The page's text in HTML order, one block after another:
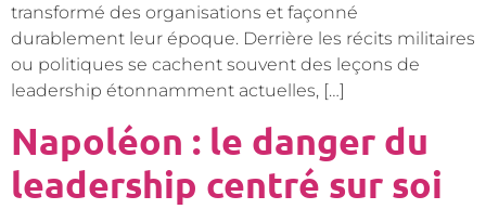
transformé des organisations et façonné
durablement leur époque. Derrière les récits militaires
ou politiques se cachent souvent des leçons de
leadership étonnamment actuelles, […]
Napoléon : le danger du
leadership centré sur soi